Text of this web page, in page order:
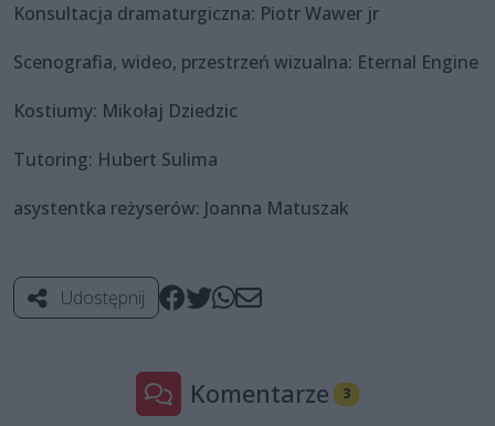
Konsultacja dramaturgiczna: Piotr Wawer jr
Scenografia, wideo, przestrzeń wizualna: Eternal Engine
Kostiumy: Mikołaj Dziedzic
Tutoring: Hubert Sulima
asystentka reżyserów: Joanna Matuszak
Udostępnij
Komentarze 3